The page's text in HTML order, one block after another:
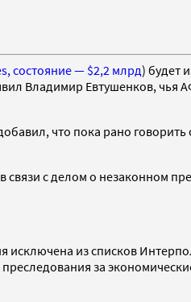
состояние — $2,2 млрд) будет
Владимир Евтушенков, чья
что пока рано
с делом о незаконном
из списков
за